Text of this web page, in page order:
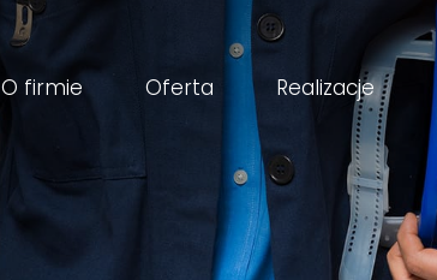
O firmie Oferta Realizacje